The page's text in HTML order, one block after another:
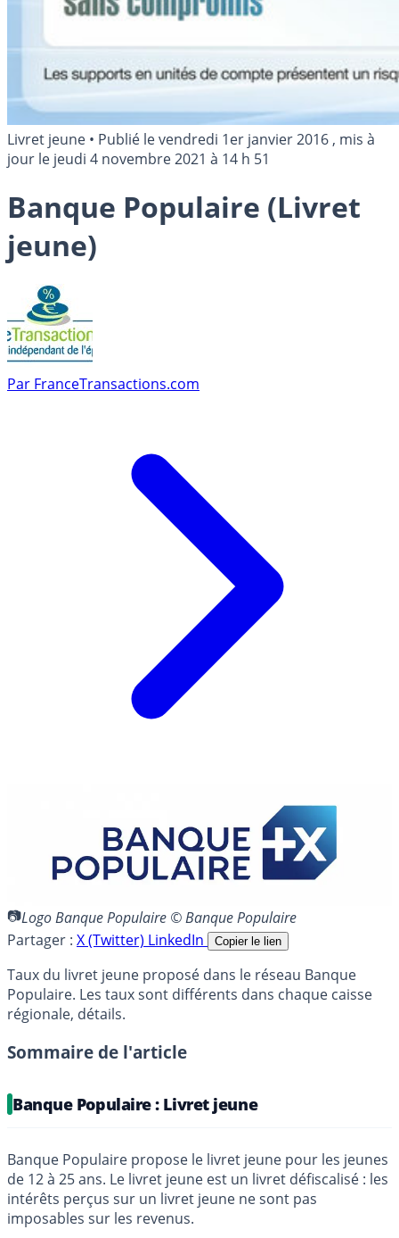
Livret jeune • Publié levendredi 1er janvier 2016 , mis à
jour le jeudi 4 novembre 2021 à 14 h 51
Banque Populaire (Livret
jeune)
Par FranceTransactions.com
Logo Banque Populaire © Banque Populaire
Partager : X (Twitter) LinkedIn Copier le lien
Taux du livret jeune proposé dans le réseau Banque
Populaire. Les taux sont différents dans chaque caisse
régionale, détails.
Sommaire de l'article
Banque Populaire : Livret jeune
Banque Populaire propose le livret jeune pour les jeunes
de 12 à 25 ans. Le livret jeune est un livret défiscalisé : les
intérêts perçus sur un livret jeune ne sont pas
imposables sur les revenus.